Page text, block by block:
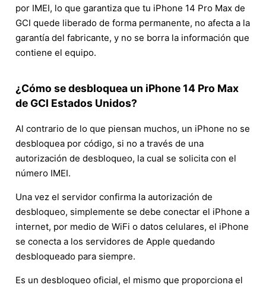
por IMEI, lo que garantiza que tu iPhone 14 Pro Max de
GCI quede liberado de forma permanente, no afecta a la
garantía del fabricante, y no se borra la información que
contiene el equipo.
¿Cómo se desbloquea un iPhone 14 Pro Max
de GCI Estados Unidos?
Al contrario de lo que piensan muchos, un iPhone no se
desbloquea por código, si no a través de una
autorización de desbloqueo, la cual se solicita con el
número IMEI.
Una vez el servidor confirma la autorización de
desbloqueo, simplemente se debe conectar el iPhone a
internet, por medio de WiFi o datos celulares, el iPhone
se conecta a los servidores de Apple quedando
desbloqueado para siempre.
Es un desbloqueo oficial, el mismo que proporciona el